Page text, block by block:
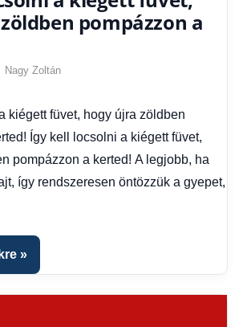
pompázzon a
Nagy Zoltán
Hírek
1
kézből
kiégett füvet, hogy újra zöldben
Így kell locsolni a kiégett füvet,
pompázzon a kerted! A legjobb, ha
így rendszeresen öntözzük a gyepet,